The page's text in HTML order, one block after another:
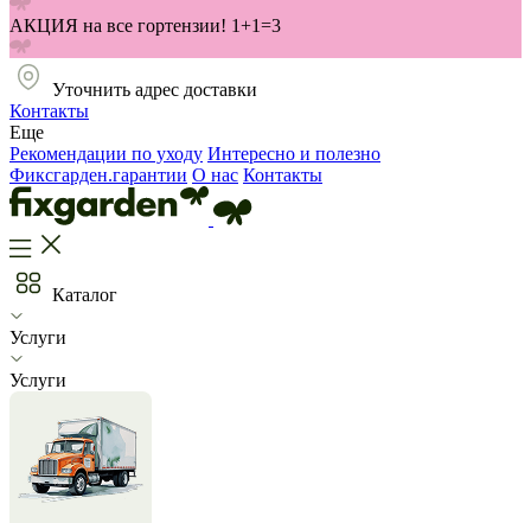
АКЦИЯ на все гортензии! 1+1=3
Уточнить адрес доставки
Контакты
Еще
Рекомендации по уходу Интересно и полезно
Фиксгарден.гарантии О нас Контакты
Каталог
Услуги
Услуги